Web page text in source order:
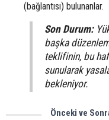
(bağlantısı) bulunanlar.
Son Durum:
başka
teklifinin, bu
sunularak
bekleniyor.
Önceki ve